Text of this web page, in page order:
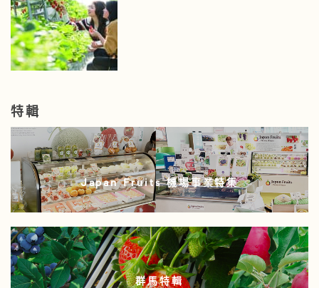
特輯
Japan Fruits 機場事業特集
群馬特輯